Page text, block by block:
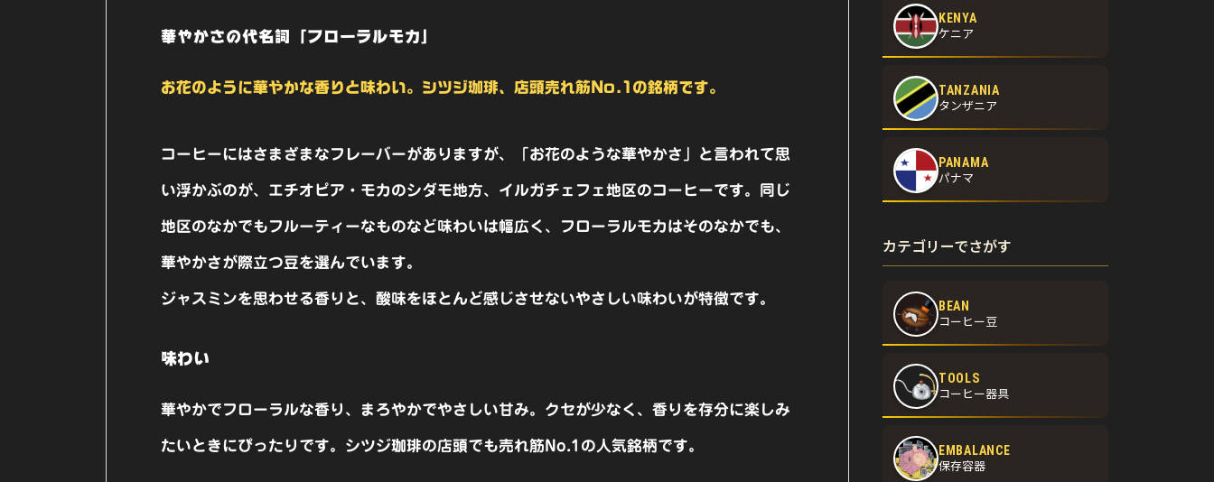
個
華やかさの代名詞「フローラルモカ」
お花のように華やかな香りと味わい。シツジ珈琲、店頭売れ筋No.1の銘柄です。
コーヒーにはさまざまなフレーバーがありますが、「お花のような華やかさ」と言われて思
い浮かぶのが、エチオピア・モカのシダモ地方、イルガチェフェ地区のコーヒーです。同じ
地区のなかでもフルーティーなものなど味わいは幅広く、フローラルモカはそのなかでも、
華やかさが際立つ豆を選んでいます。
ジャスミンを思わせる香りと、酸味をほとんど感じさせないやさしい味わいが特徴です。
味わい
華やかでフローラルな香り、まろやかでやさしい甘み。クセが少なく、香りを存分に楽しみ
たいときにぴったりです。シツジ珈琲の店頭でも売れ筋No.1の人気銘柄です。
KENYA
ケニア
TANZANIA
タンザニア
PANAMA
パナマ
カテゴリーでさがす
BEAN
コーヒー豆
TOOLS
コーヒー器具
EMBALANCE
保存容器